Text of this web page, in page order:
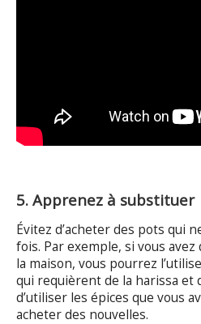
5. Apprenez à substituer
Évitez d’acheter des pots qui
fois. Par exemple, si vous avez
la maison, vous pourrez
qui requièrent de la harissa et
d’utiliser les épices que vous
acheter des nouvelles.